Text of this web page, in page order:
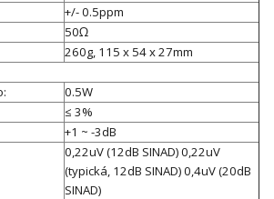
+/- 0.5ppm
50Ω
260g, 115 x 54 x 27mm
0.5W
≤ 3%
+1 ~ -3dB
0,22uV (12dB SINAD) 0,22uV
(typická, 12dB SINAD) 0,4uV (20dB
SINAD)